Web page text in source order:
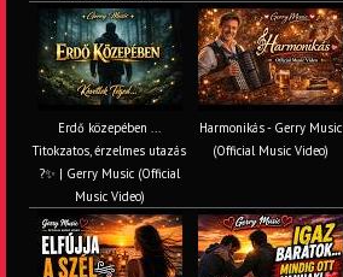
Erdő közepében ...
Titokzatos, érzelmes utazás
?✨ | Gerry Music (Official
Music Video)
Harmonikás - Gerry Music
(Official Music Video)